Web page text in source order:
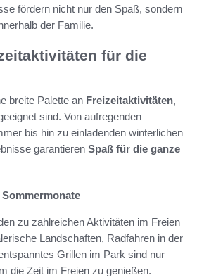
fördern nicht nur den Spaß, sondern
der Familie.
für die
breite Palette an Freizeitaktivitäten,
sind. Von aufregenden
bis hin zu einladenden winterlichen
garantieren Spaß für die ganze
zu zahlreichen Aktivitäten im Freien
Landschaften, Radfahren in der
Grillen im Park sind nur
die Zeit im Freien zu genießen.